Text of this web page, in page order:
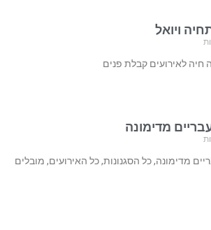
ויואל
חיה לאירועים קבלת פנים
מדימונה
העבריים מדימונה, כל הסגנונות, כל האירועים, מובלים